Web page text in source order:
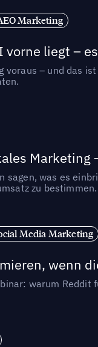
Marketing
liegt –
– und das
was es
zu bestimmen.
Media Marketing
wenn
warum